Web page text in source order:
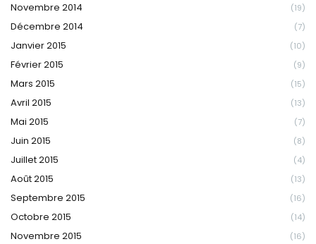
Novembre 2014 (19)
Décembre 2014 (7)
Janvier 2015 (10)
Février 2015 (9)
Mars 2015 (15)
Avril 2015 (13)
Mai 2015 (7)
Juin 2015 (8)
Juillet 2015 (4)
Août 2015 (13)
Septembre 2015 (16)
Octobre 2015 (14)
Novembre 2015 (16)